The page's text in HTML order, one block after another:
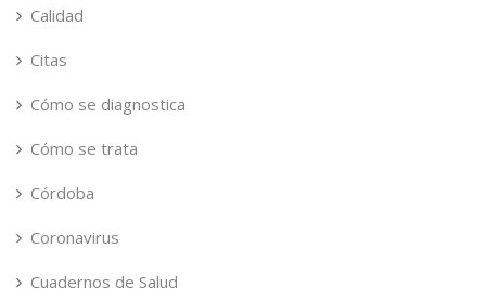
Calidad
Citas
Cómo se diagnostica
Cómo se trata
Córdoba
Coronavirus
Cuadernos de Salud